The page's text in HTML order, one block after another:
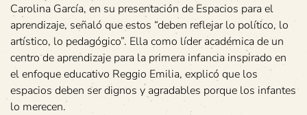
Carolina García, en su presentación de Espacios para el
aprendizaje, señaló que estos “deben reflejar lo político, lo
artístico, lo pedagógico”. Ella como líder académica de un
centro de aprendizaje para la primera infancia inspirado en
el enfoque educativo Reggio Emilia, explicó que los
espacios deben ser dignos y agradables porque los infantes
lo merecen.